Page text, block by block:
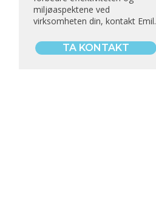
miljøaspektene ved
virksomheten din, kontakt Emil.
TA KONTAKT